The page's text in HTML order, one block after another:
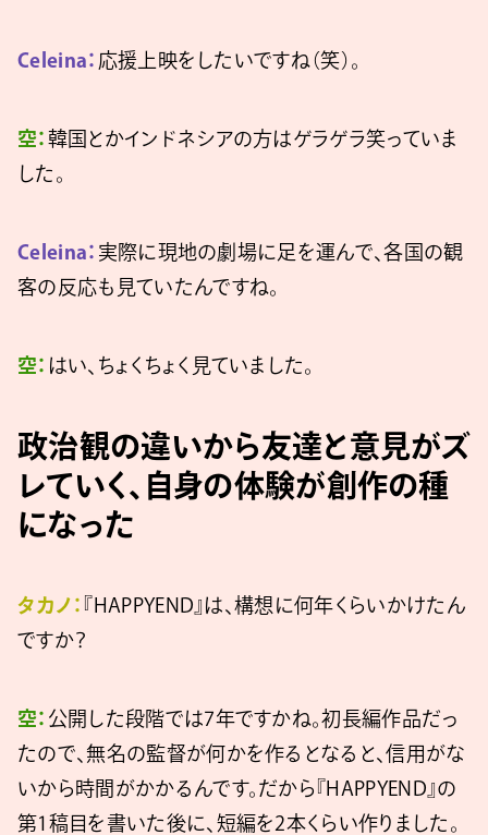
Celeina： 応援上映をしたいですね（笑）。
空： 韓国とかインドネシアの方はゲラゲラ笑っていま
した。
Celeina： 実際に現地の劇場に足を運んで、各国の観
客の反応も見ていたんですね。
空： はい、ちょくちょく見ていました。
政治観の違いから友達と意見がズ
レていく、自身の体験が創作の種
になった
タカノ： 『HAPPYEND』は、構想に何年くらいかけたん
ですか？
空： 公開した段階では7年ですかね。初長編作品だっ
たので、無名の監督が何かを作るとなると、信用がな
いから時間がかかるんです。だから『HAPPYEND』の
第1稿目を書いた後に、短編を2本くらい作りました。